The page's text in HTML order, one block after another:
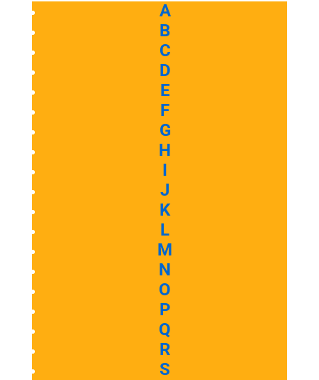
A
B
C
D
E
F
G
H
I
J
K
L
M
N
O
P
Q
R
S